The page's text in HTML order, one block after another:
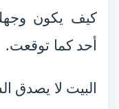
كيف يكون
أحد كما توقعت.
البيت لا يصدق